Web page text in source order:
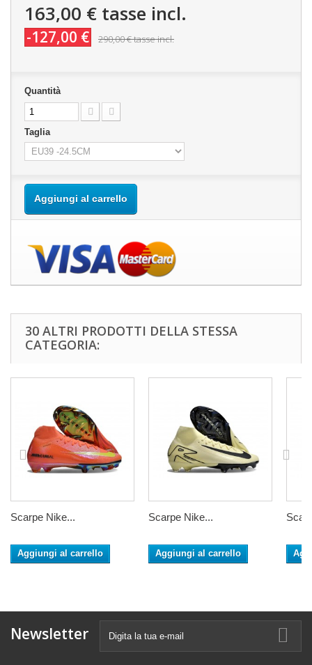
163,00 € tasse incl.
-127,00 € 290,00 €tasse incl.
Quantità
Taglia
Aggiungi al carrello
30 ALTRI PRODOTTI DELLA STESSA
CATEGORIA:
Scarpe Nike...
Aggiungi al carrello
Scarpe Nike...
Aggiungi al carrello
Newsletter